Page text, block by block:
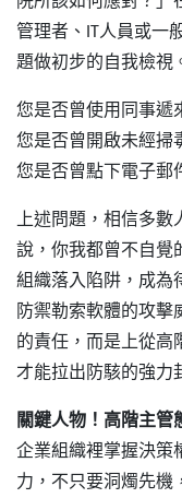
管理者、IT人員或一
題做初步的自我檢視
您是否曾使用同事遞
您是否曾開啟未經掃
您是否曾點下電子郵
上述問題，相信多數
說，你我都曾不自覺
組織落入陷阱，成為
防禦勒索軟體的攻擊
的責任，而是上從高
才能拉出防駭的強力
關鍵人物！高階主管
企業組織裡掌握決策
力，不只要洞燭先機